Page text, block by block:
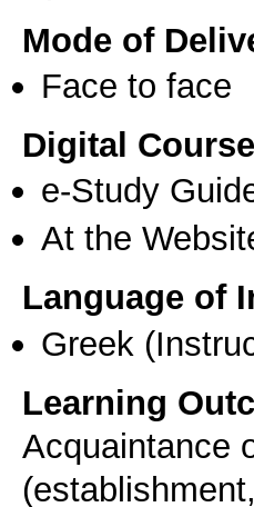
Mode of
Face to face
Digital
e-Study
At the
Language of
Greek
Learning
Acquaintance